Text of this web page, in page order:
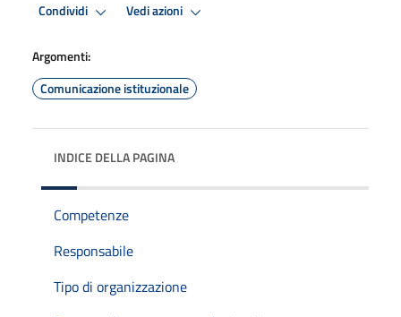
Condividi Vedi azioni
Argomenti:
Comunicazione istituzionale
INDICE DELLA PAGINA
Competenze
Responsabile
Tipo di organizzazione